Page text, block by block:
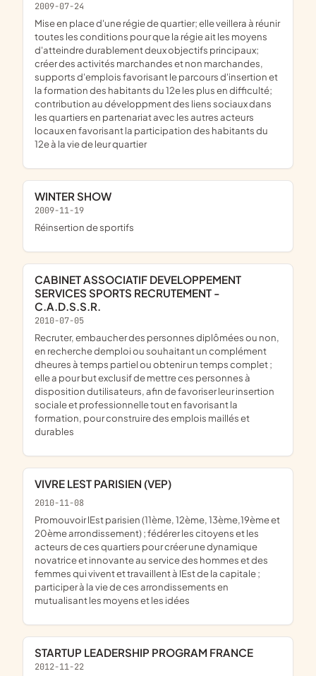
2009-07-24
mise en place d'une régie de quartier; elle veillera à réunir
toutes les conditions pour que la régie ait les moyens
d'atteindre durablement deux objectifs principaux;
créer des activités marchandes et non marchandes,
supports d'emplois favorisant le parcours d'insertion et
la formation des habitants du 12e les plus en difficulté;
contribution au développment des liens sociaux dans
les quartiers en partenariat avec les autres acteurs
locaux en favorisant la participation des habitants du
12e à la vie de leur quartier
WINTER SHOW
2009-11-19
réinsertion de sportifs
CABINET ASSOCIATIF DEVELOPPEMENT
SERVICES SPORTS RECRUTEMENT -
C.A.D.S.S.R.
2010-07-05
recruter, embaucher des personnes diplômées ou non,
en recherche demploi ou souhaitant un complément
dheures à temps partiel ou obtenir un temps complet ;
elle a pour but exclusif de mettre ces personnes à
disposition dutilisateurs, afin de favoriser leur insertion
sociale et professionnelle tout en favorisant la
formation, pour construire des emplois maillés et
durables
VIVRE LEST PARISIEN (VEP)
2010-11-08
promouvoir lEst parisien (11ème, 12ème, 13ème,19ème et
20ème arrondissement) ; fédérer les citoyens et les
acteurs de ces quartiers pour créer une dynamique
novatrice et innovante au service des hommes et des
femmes qui vivent et travaillent à lEst de la capitale ;
participer à la vie de ces arrondissements en
mutualisant les moyens et les idées
STARTUP LEADERSHIP PROGRAM FRANCE
2012-11-22